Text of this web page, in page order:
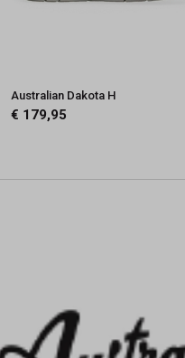
Australian Dakota H
€ 179,95